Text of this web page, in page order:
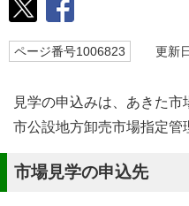
ページ番号1006823 更新日
見学の申込みは、あきた
市公設地方卸売市場指定管
市場見学の申込先